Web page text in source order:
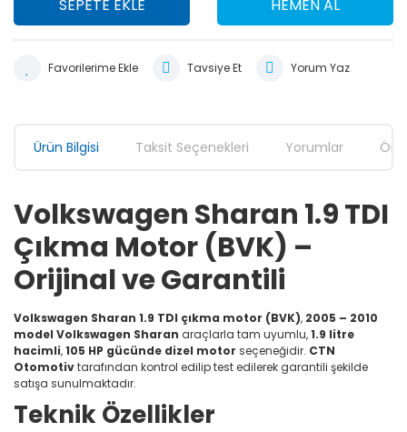
SEPETE EKLE HEMEN AL
Tavsiye Et Yorum Yaz
Ürün Bilgisi Taksit Seçenekleri Yorumlar
Volkswagen Sharan 1.9 TDI
Çıkma Motor (BVK) –
Orijinal ve Garantili
Volkswagen Sharan 1.9 TDI çıkma motor (BVK), 2005 – 2010
model Volkswagen Sharan araçlarla tam uyumlu,1.9 litre
hacimli,105 HP gücünde dizel motor seçeneğidir. CTN
Otomotivtarafından kontrol edilip test edilerek garantili şekilde
satışa sunulmaktadır.
Teknik Özellikler